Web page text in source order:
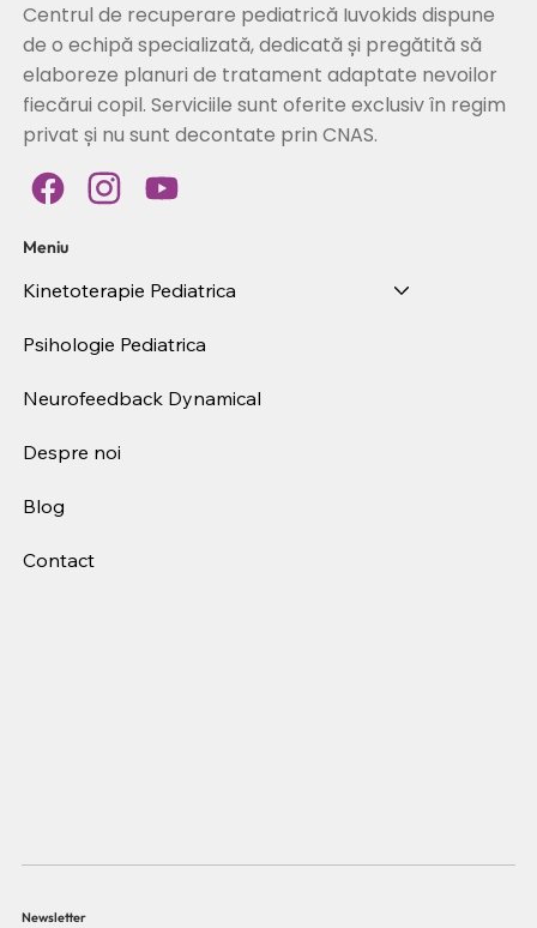
Newsletter
Meniu
Kinetoterapie Pediatrica
Psihologie Pediatrica
Neurofeedback Dynamical
Despre noi
Blog
Contact
Centrul de recuperare pediatrică Iuvokids dispune
de o echipă specializată, dedicată și pregătită să
elaboreze planuri de tratament adaptate nevoilor
fiecărui copil. Serviciile sunt oferite exclusiv în regim
privat și nu sunt decontate prin CNAS.